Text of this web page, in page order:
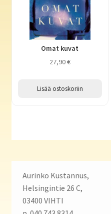
Omat kuvat
27,90€
Lisää ostoskoriin
Aurinko Kustannus,
Helsingintie 26 C,
03400 VIHTI